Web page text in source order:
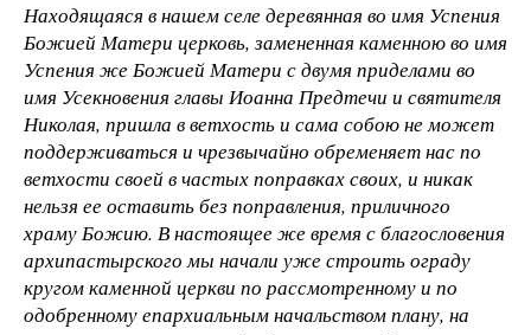
Находящаяся в нашем селе деревянная во имя Успения
Божией Матери церковь, замененная каменною во имя
Успения же Божией Матери с двумя приделами во
имя Усекновения главы Иоанна Предтечи и святителя
Николая, пришла в ветхость и сама собою не может
поддерживаться и чрезвычайно обременяет нас по
ветхости своей в частых поправках своих, и никак
нельзя ее оставить без поправления, приличного
храму Божию. В настоящее же время с благословения
архипастырского мы начали уже строить ограду
кругом каменной церкви по рассмотренному и по
одобренному епархиальным начальством плану, на